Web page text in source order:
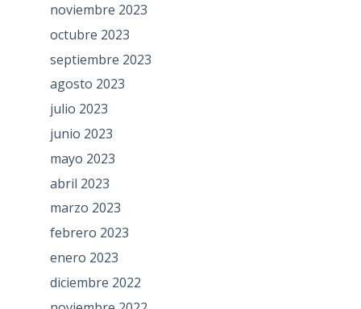
noviembre 2023
octubre 2023
septiembre 2023
agosto 2023
julio 2023
junio 2023
mayo 2023
abril 2023
marzo 2023
febrero 2023
enero 2023
diciembre 2022